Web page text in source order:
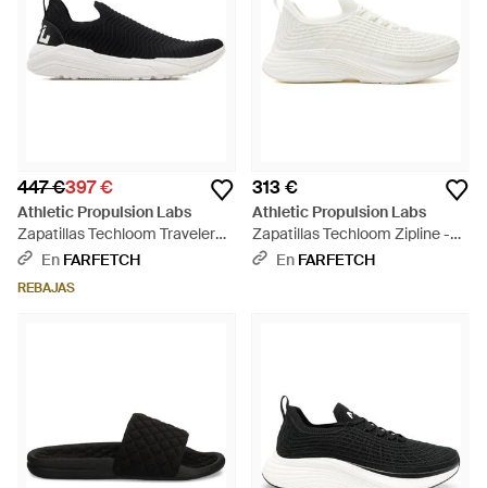
447 €397 €
Athletic Propulsion Labs
Zapatillas Techloom Traveler
Slip On - Negro
En FARFETCH
REBAJAS
313 €
Athletic Propulsion Labs
Zapatillas Techloom Zipline -
Blanco
En FARFETCH